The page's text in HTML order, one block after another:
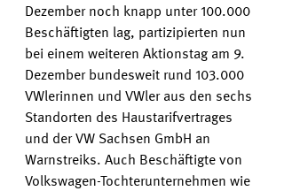
Dezember noch knapp unter 100.000
Beschäftigten lag, partizipierten nun
bei einem weiteren Aktionstag am 9.
Dezember bundesweit rund 103.000
VWlerinnen und VWler aus den sechs
Standorten des Haustarifvertrages
und der VW Sachsen GmbH an
Warnstreiks. Auch Beschäftigte von
Volkswagen-Tochterunternehmen wie